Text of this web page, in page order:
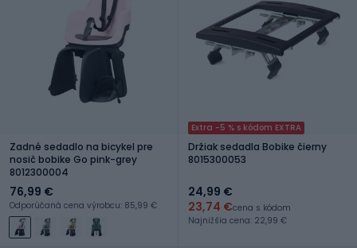
Zadné sedadlo na bicykel pre
nosič bobike Go pink-grey
8012300004
76,99 €
Odporúčaná cena výrobcu: 85,99 €
Extra -5 % s kódom EXTRA
Držiak sedadla Bobike čierny
8015300053
24,99 €
23,74 €cena s kódom
Najnižšia cena: 22,99 €